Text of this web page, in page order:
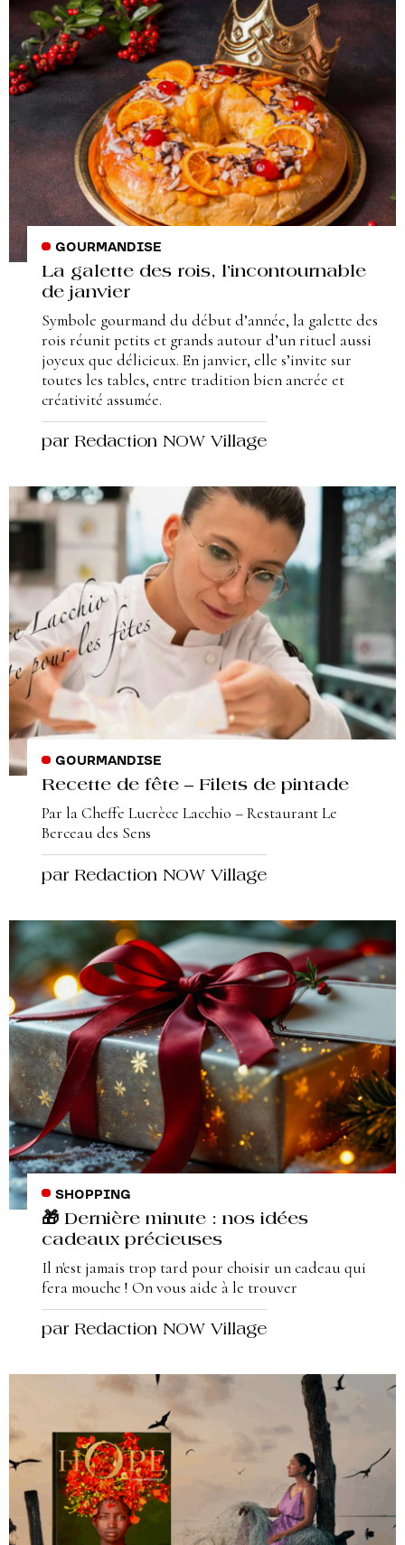
GOURMANDISE
La galette des rois, l’incontournable
de janvier
Symbole gourmand du début d’année, la galette des
rois réunit petits et grands autour d’un rituel aussi
joyeux que délicieux. En janvier, elle s’invite sur
toutes les tables, entre tradition bien ancrée et
créativité assumée.
par Redaction NOW Village
GOURMANDISE
Recette de fête – Filets de pintade
Par la Cheffe Lucrèce Lacchio – Restaurant Le
Berceau des Sens
par Redaction NOW Village
SHOPPING
🎁 Dernière minute : nos idées
cadeaux précieuses
Il n'est jamais trop tard pour choisir un cadeau qui
fera mouche ! On vous aide à le trouver
par Redaction NOW Village